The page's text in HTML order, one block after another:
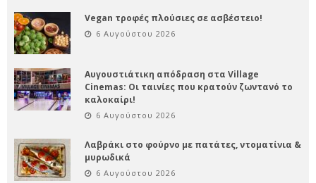
Vegan τροφές πλούσιες σε ασβέστειο!
6 Αυγούστου 2026
Αυγουστιάτικη απόδραση στα Village
Cinemas: Οι ταινίες που κρατούν ζωντανό το
καλοκαίρι!
6 Αυγούστου 2026
Λαβράκι στο φούρνο με πατάτες, ντοματίνια &
μυρωδικά
6 Αυγούστου 2026